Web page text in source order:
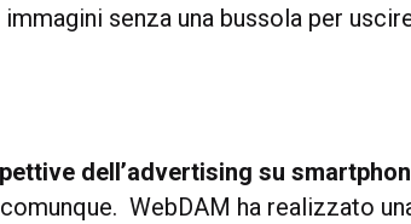
senza una bussola per
dell’advertising su
WebDAM ha realizzato